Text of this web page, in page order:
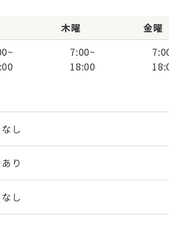
~
木曜
7:00~
18:00
金曜
なし
あり
なし